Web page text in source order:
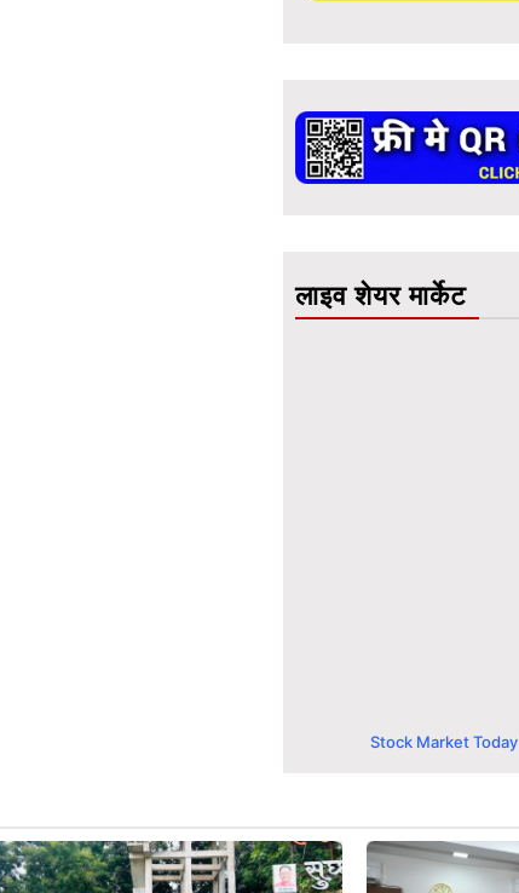
लाइव शेयर मार्केट
Stock Market Today